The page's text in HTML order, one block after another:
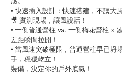
• 快速插入設計：快速搭建，不讓大
🎥 實測現場，讓風說話！
• 一側普通營柱 vs. 一側梅花營柱 ×
差距瞬間拉開！
• 當風速突破極限，普通營柱早已坍
手，穩穩屹立！
裝備，決定你的戶外底氣！